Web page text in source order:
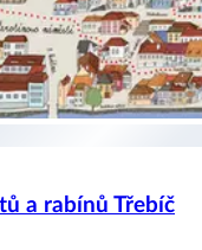
a rabínů Třebíč